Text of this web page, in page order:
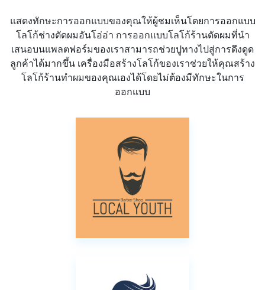
แสดงทักษะการออกแบบของคุณให้ผู้ชมเห็นโดยการออกแบบ
โลโก้ช่างตัดผมอันโอ่อ่า การออกแบบโลโก้ร้านตัดผมที่นำ
เสนอบนแพลตฟอร์มของเราสามารถช่วยปูทางไปสู่การดึงดูด
ลูกค้าได้มากขึ้น เครื่องมือสร้างโลโก้ของเราช่วยให้คุณสร้าง
โลโก้ร้านทำผมของคุณเองได้โดยไม่ต้องมีทักษะในการ
ออกแบบ